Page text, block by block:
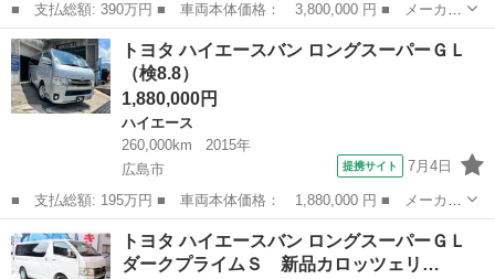
■ 支払総額: 390万円 ■ 車両本体価格： 3,800,000 円 ■ メーカー
名： トヨタ ■ 車種名： ハイエースバン ■ グレード名： スー
パーＧＬ ダークプライムＩＩ ワンオーナー リフト車 リモコン
付き 衝突...
広島 広島市 ハイエース
トヨタ ハイエースバン ロングスーパーＧＬ
（検8.8）
1,880,000円
ハイエース
260,000km
2015年
広島市
提携サイト 7月4日
■ 支払総額: 195万円 ■ 車両本体価格： 1,880,000 円 ■ メーカー
名： トヨタ ■ 車種名： ハイエースバン ■ グレード名： ロン
グスーパーＧＬ ■ 排気量： 3000cc ■ ドア枚数： 5D ■ ミ...
広島 広島市 ハイエース
トヨタ ハイエースバン ロングスーパーＧＬ
ダークプライムＳ 新品カロッツェリ…